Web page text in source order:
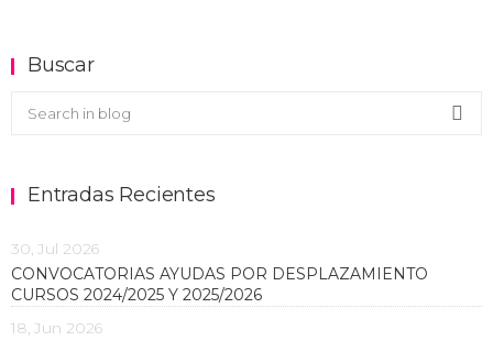
Buscar
Buscar en el blog
Entradas Recientes
30, Jul 2026
CONVOCATORIAS AYUDAS POR DESPLAZAMIENTO
CURSOS 2024/2025 Y 2025/2026
18, Jun 2026